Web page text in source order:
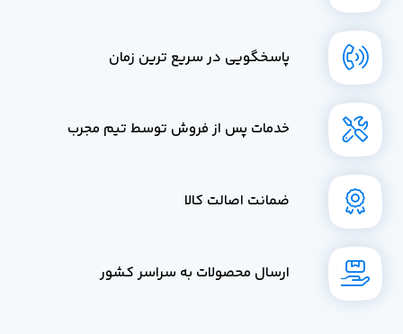
پاسخگویی در سریع ترین زمان
خدمات پس از فروش توسط تیم مجرب
ضمانت اصالت کالا
ارسال محصولات به سراسر کشور